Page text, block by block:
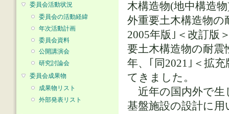
委員会活動状況
委員会の活動経緯
年次活動計画
委員会資料
公開講演会
研究討論会
委員会成果物
成果物リスト
外部発表リスト
木構造物(地中構造
外重要土木構造物の
2005年版｣＜改訂版
要土木構造物の耐震
年、｢同2021｣＜拡
てきました。
近年の国内外で生
基盤施設の設計に